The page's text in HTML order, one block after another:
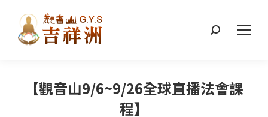
搜
【觀音山9/6~9/26全球直播法會課
程】